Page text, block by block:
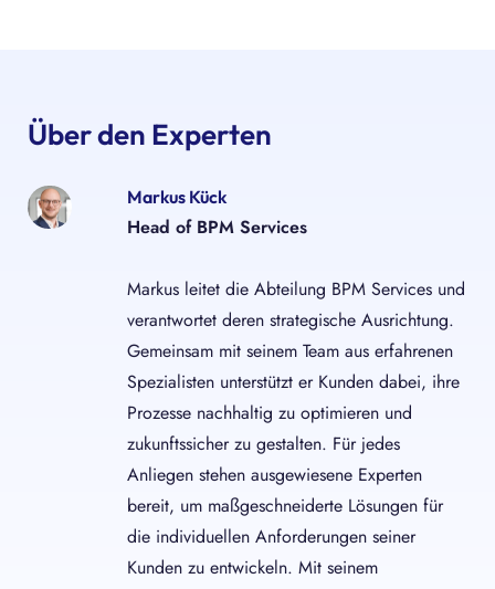
Über den Experten
Markus Kück
Head of BPM Services
Markus leitet die Abteilung BPM Services und
verantwortet deren strategische Ausrichtung.
Gemeinsam mit seinem Team aus erfahrenen
Spezialisten unterstützt er Kunden dabei, ihre
Prozesse nachhaltig zu optimieren und
zukunftssicher zu gestalten. Für jedes
Anliegen stehen ausgewiesene Experten
bereit, um maßgeschneiderte Lösungen für
die individuellen Anforderungen seiner
Kunden zu entwickeln. Mit seinem